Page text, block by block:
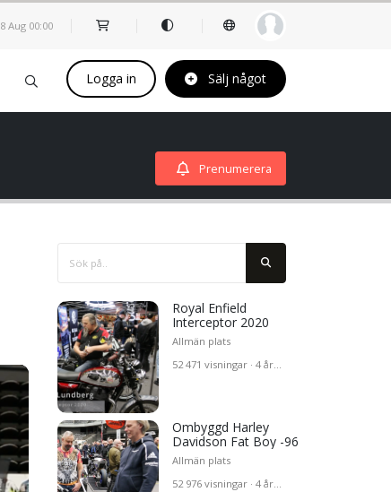
Aug 00 00
Logga in Sälj något
Prenumerera
Royal Enfield
Interceptor 2020
Allmän plats
52 471 visningar · 4 år
Ombyggd Harley
Davidson Fat Boy -96
Allmän plats
52 976 visningar · 4 år